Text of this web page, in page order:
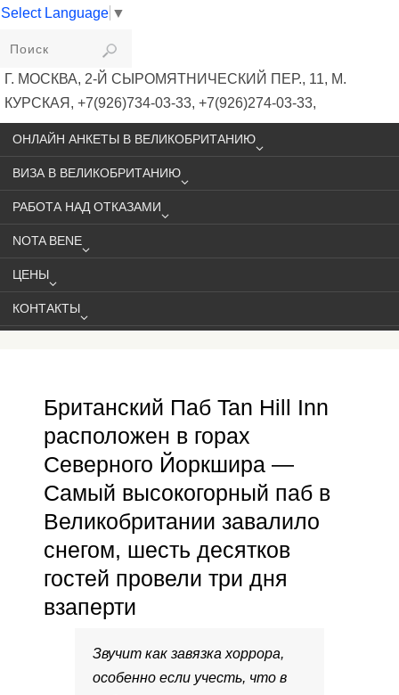
Select Language ▼
VIKIVISA
Г. МОСКВА, 2-Й СЫРОМЯТНИЧЕСКИЙ ПЕР., 11, М.
КУРСКАЯ, +7(926)734-03-33, +7(926)274-03-33,
VISA@VIKIVISA.RU
ОНЛАЙН АНКЕТЫ В ВЕЛИКОБРИТАНИЮ
ВИЗА В ВЕЛИКОБРИТАНИЮ
РАБОТА НАД ОТКАЗАМИ
NOTA BENE
ЦЕНЫ
КОНТАКТЫ
Британский Паб Tan Hill Inn
расположен в горах
Северного Йоркшира —
Самый высокогорный паб в
Великобритании завалило
снегом, шесть десятков
гостей провели три дня
взаперти
Звучит как завязка хоррора,
особенно если учесть, что в